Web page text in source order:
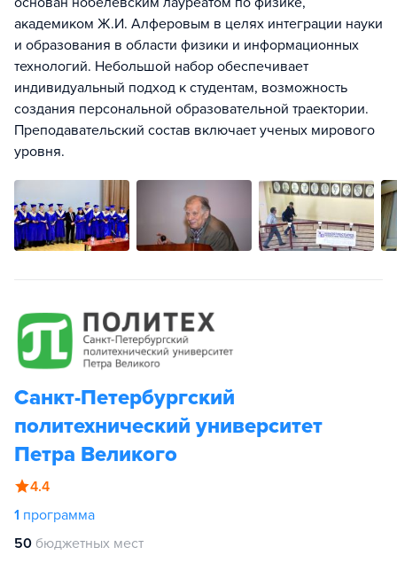
академиком Ж.И. Алферовым в целях интеграции науки
и образования в области физики и информационных
технологий. Небольшой набор обеспечивает
индивидуальный подход к студентам, возможность
создания персональной образовательной траектории.
Преподавательский состав включает ученых мирового
уровня.
Санкт-Петербургский
политехнический университет
Петра Великого
4.4
1 программа
50 бюджетных мест